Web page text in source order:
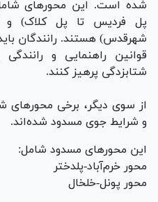
شده است. این محور‌های
پل فردیس تا پل کلاک) و
شهرقدس) هستند. رانندگان
قوانین راهنمایی و
شتابزدگی پرهیز کنند.
از سوی دیگر، برخی محور‌های
و شرایط جوی مسدود شده‌اند.
این محور‌های مسدود شامل:
محور خرم‌آباد-پلدختر
محور پونل-خلخال